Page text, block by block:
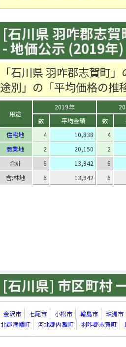
[石川県 羽咋郡志
- 地価公示 (2019年)
「石川県 羽咋郡志賀町
途別」の「平均価格の推
用途
2019年
数
平均金額 数
住宅地
4 10,838
4
商業地
2 20,150
2
合計
6 13,942
6
含:林地
6 13,942 6
[石川県] 市区町村
金沢市 七尾市 小松市 輪島市
珠洲市
北郡津幡町
河北郡内灘町 羽咋郡志賀町